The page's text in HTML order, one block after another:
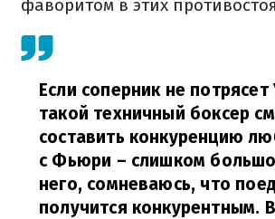
фаворитом в этих
Если соперник не потрясет
такой техничный боксер
составить конкуренцию
с Фьюри – слишком
него, сомневаюсь, что
получится конкурентным.